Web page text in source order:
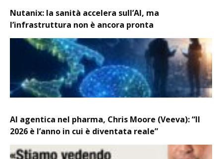
Nutanix: la sanità accelera sull’AI, ma
l’infrastruttura non è ancora pronta
AI agentica nel pharma, Chris Moore (Veeva): “Il
2026 è l’anno in cui è diventata reale”